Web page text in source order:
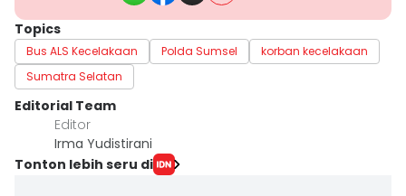
Topics
Bus ALS Kecelakaan Polda Sumsel
korban kecelakaan
Sumatra Selatan
Editorial Team
Editor
Irma Yudistirani
Tonton lebih seru di